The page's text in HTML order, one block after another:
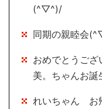
(^▽^)/
同期の親睦会
おめでとうご
美。ちゃんお誕
れいちゃん お